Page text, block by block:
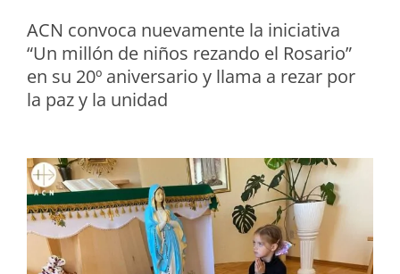
ACN convoca nuevamente la iniciativa
“Un millón de niños rezando el Rosario”
en su 20º aniversario y llama a rezar por
la paz y la unidad